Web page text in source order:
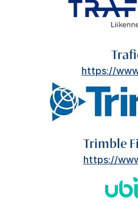
https://
Trimble
https://